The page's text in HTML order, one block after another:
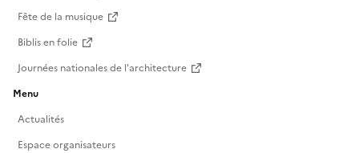
Fête de la musique
Biblis en folie
Journées nationales de l'architecture
Menu
Actualités
Espace organisateurs